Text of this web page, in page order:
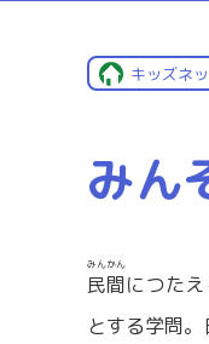
キッズネ
みん
民間
みんかん
につた
とする学問。